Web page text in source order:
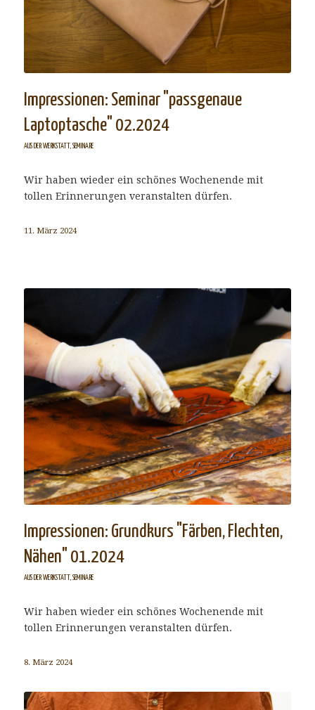
Impressionen: Seminar "passgenaue
Laptoptasche" 02.2024
AUS DER WERKSTATT , SEMINARE
Wir haben wieder ein schönes Wochenende mit
tollen Erinnerungen veranstalten dürfen.
11. März 2024
Impressionen: Grundkurs "Färben, Flechten,
Nähen" 01.2024
AUS DER WERKSTATT SEMINARE
Wir haben wieder ein schönes Wochenende mit
tollen Erinnerungen veranstalten dürfen.
8. März 2024